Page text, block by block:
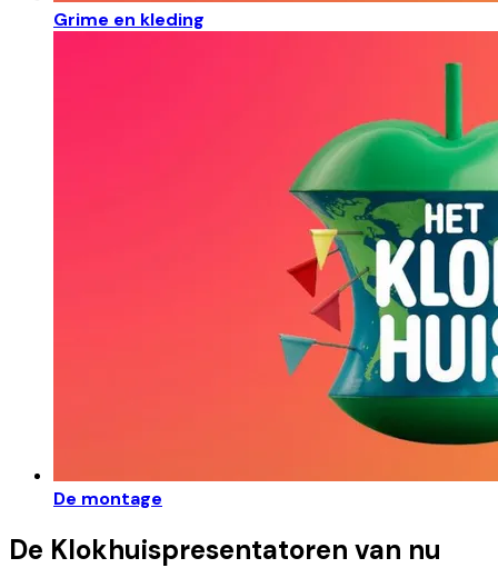
Grime en kleding
De montage
De Klokhuispresentatoren van nu